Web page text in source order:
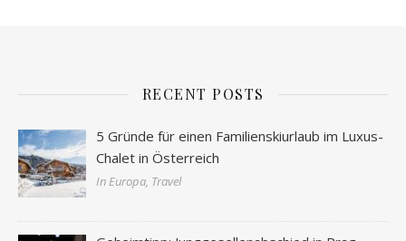
RECENT POSTS
5 Gründe für einen Familienskiurlaub im Luxus-
Chalet in Österreich
In Europa, Travel